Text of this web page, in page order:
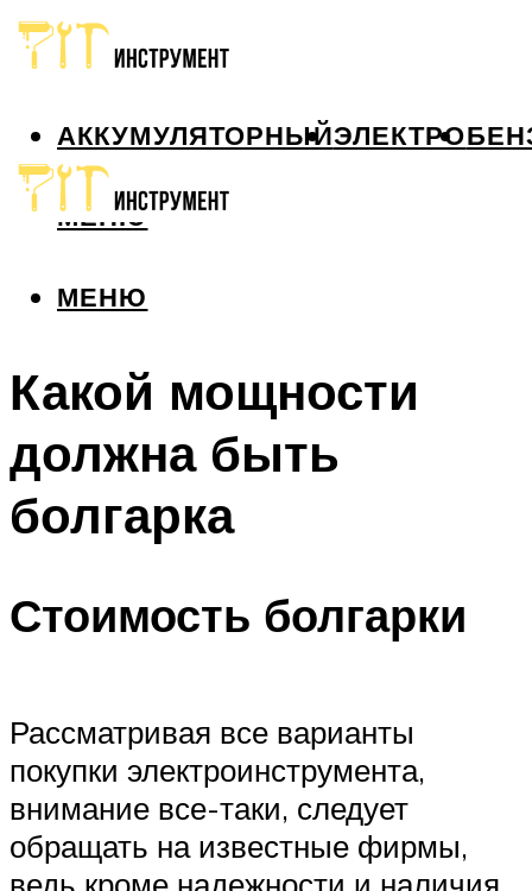
АККУМУЛЯТОРНЫЙЭЛЕКТРО
МЕНЮ
МЕНЮ
Какой мощности
должна быть
болгарка
Стоимость болгарки
Рассматривая все варианты
покупки электроинструмента,
внимание все-таки, следует
обращать на известные фирмы,